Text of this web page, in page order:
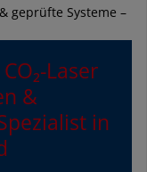
geprüfte Systeme –
Laser
&
in